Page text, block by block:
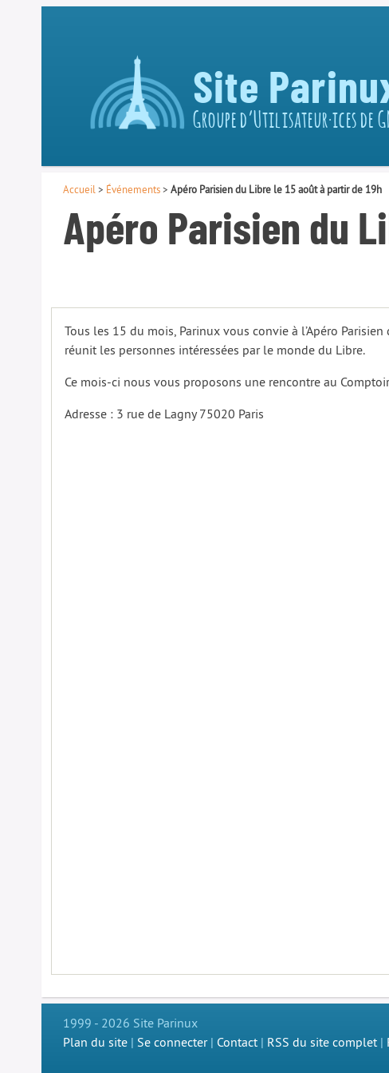
Site
Groupe d’Utilisateur·ices de
Accueil > Événements> Apéro Parisien du Libre le 15 août à partir de 19h
Apéro Parisien du
Tous les 15 du mois, Parinux vous convie à l’Apéro
réunit les personnes intéressées par le monde du Libre.
Ce mois-ci nous vous proposons une rencontre au
Adresse : 3 rue de Lagny 75020 Paris
1999 - 2026 Site Parinux
Plan du site | Se connecter| Contact | RSS du site complet |